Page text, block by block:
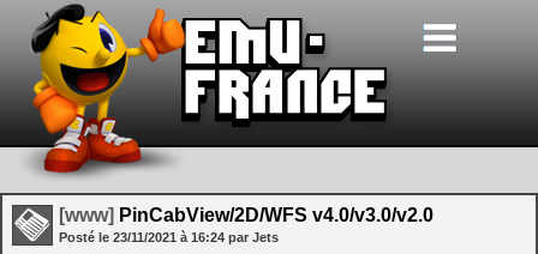
[www] PinCabView/2D/WFS v4.0/v3.0/v2.0
Posté le 23/11/2021 à 16:24 par Jets